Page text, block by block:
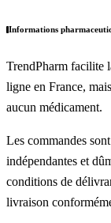
Informations
TrendPharm facilite
ligne en France,
aucun médicament.
Les commandes
indépendantes et
conditions de
livraison